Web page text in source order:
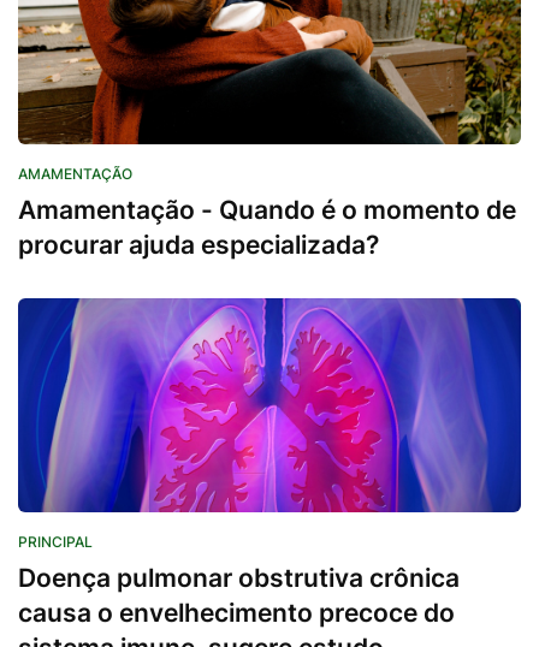
AMAMENTAÇÃO
Amamentação - Quando é o momento de
procurar ajuda especializada?
PRINCIPAL
Doença pulmonar obstrutiva crônica
causa o envelhecimento precoce do